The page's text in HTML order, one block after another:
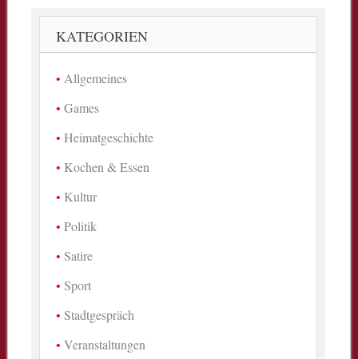
KATEGORIEN
Allgemeines
Games
Heimatgeschichte
Kochen & Essen
Kultur
Politik
Satire
Sport
Stadtgespräch
Veranstaltungen